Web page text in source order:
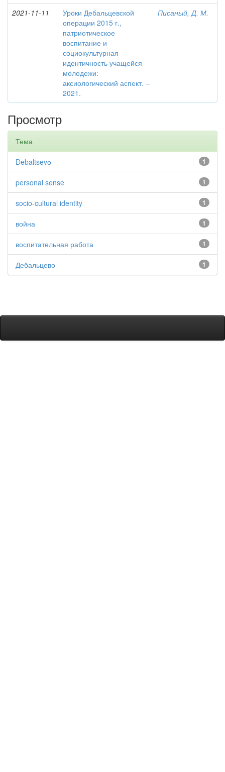
2021-11-11
Уроки Дебальцевской
операции 2015 г.,
патриотическое
воспитание и
социокультурная
идентичность учащейся
молодежи:
аксиологический аспект. –
2021.
Писаный, Д. М.
Просмотр
Тема
1
Debaltsevо
1
personal sense
1
socio-cultural identity
1
война
1
воспитательная работа
1
Дебальцево